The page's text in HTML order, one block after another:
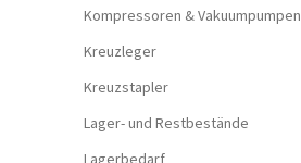
Kompressoren & Vakuum­pumpen
Kreuzleger
Kreuzstapler
Lager- und Restbestände
Lagerbedarf